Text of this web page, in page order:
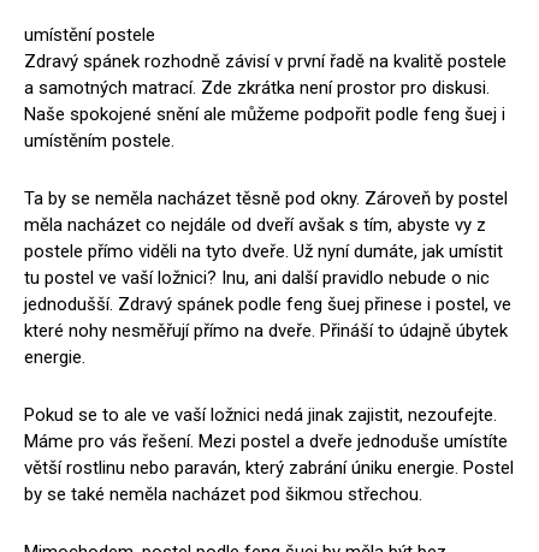
umístění postele
Zdravý spánek rozhodně závisí v první řadě na kvalitě postele
a samotných matrací. Zde zkrátka není prostor pro diskusi.
Naše spokojené snění ale můžeme podpořit podle feng šuej i
umístěním postele.
Ta by se neměla nacházet těsně pod okny. Zároveň by postel
měla nacházet co nejdále od dveří avšak s tím, abyste vy z
postele přímo viděli na tyto dveře. Už nyní dumáte, jak umístit
tu postel ve vaší ložnici? Inu, ani další pravidlo nebude o nic
jednodušší. Zdravý spánek podle feng šuej přinese i postel, ve
které nohy nesměřují přímo na dveře. Přináší to údajně úbytek
energie.
Pokud se to ale ve vaší ložnici nedá jinak zajistit, nezoufejte.
Máme pro vás řešení. Mezi postel a dveře jednoduše umístíte
větší rostlinu nebo paraván, který zabrání úniku energie. Postel
by se také neměla nacházet pod šikmou střechou.